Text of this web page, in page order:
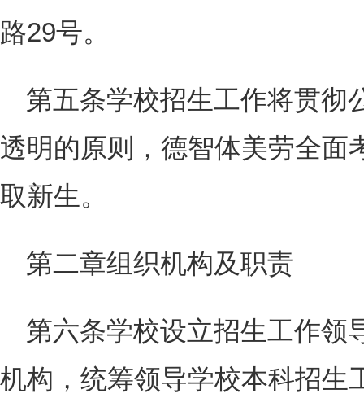
路29号。
第五条学校招生工作将贯彻
透明的原则，德智体美劳全面
取新生。
第二章组织机构及职责
第六条学校设立招生工作领
机构，统筹领导学校本科招生